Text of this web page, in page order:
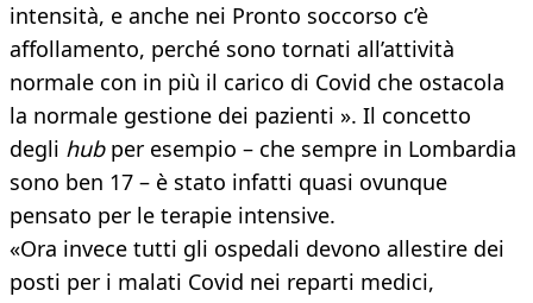
intensità, e anche nei Pronto soccorso c’è
affollamento, perché sono tornati all’attività
normale con in più il carico di Covid che ostacola
la normale gestione dei pazienti ». Il concetto
degli hubper esempio – che sempre in Lombardia
sono ben 17 – è stato infatti quasi ovunque
pensato per le terapie intensive.
«Ora invece tutti gli ospedali devono allestire dei
posti per i malati Covid nei reparti medici,